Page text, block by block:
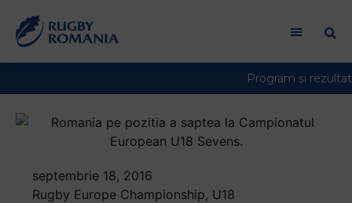
in
screen
septembrie 18, 2016
Rugby Europe Championship, U18